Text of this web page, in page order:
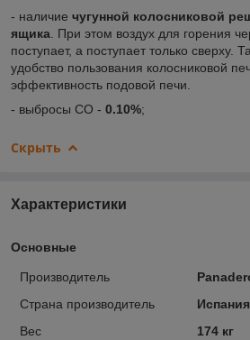
- наличие чугунной колосниковой
ящика . При этом воздух для горения
поступает, а поступает только
удобство пользования колосниковой
эффективность подовой печи.
- выбросы CO - 0.10%;
Скрыть
Характеристики
Основные
Производитель
Страна производитель
Испания
Вес
174 кг